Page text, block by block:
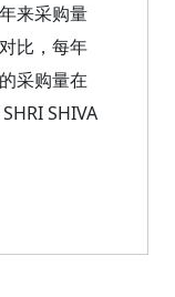
来采购量
比，每年
采购量在
SHIVA